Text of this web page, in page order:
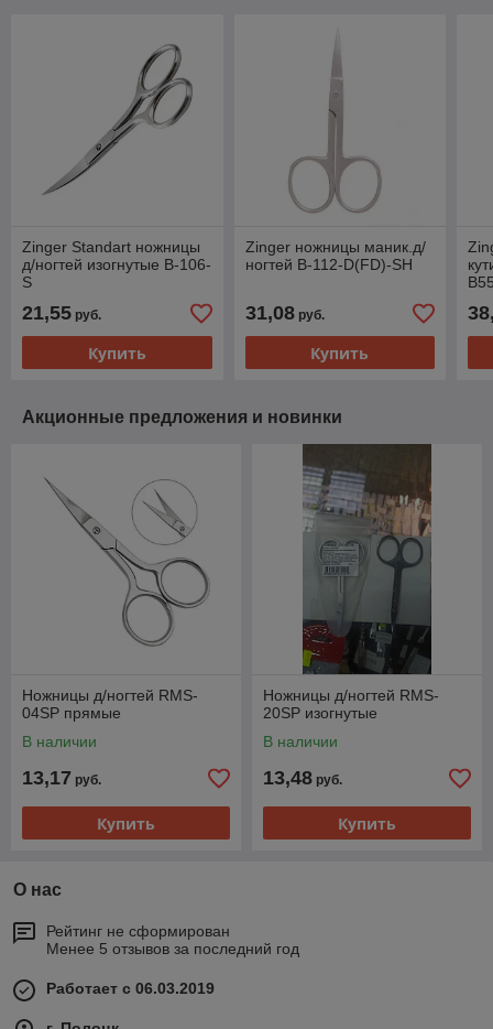
Zinger Standart ножницы
д/ногтей изогнутые В-106-
S
21,55 руб.
Купить
Zinger ножницы маник.д/
ногтей В-112-D(FD)-SH
31,08руб.
Купить
Акционные предложения и новинки
Ножницы д/ногтей RMS-
04SP прямые
В наличии
13,17 руб.
Купить
Ножницы д/ногтей RMS-
20SР изогнутые
В наличии
13,48 руб.
Купить
О нас
Рейтинг не сформирован
Менее 5 отзывов за последний год
Работает с 06.03.2019